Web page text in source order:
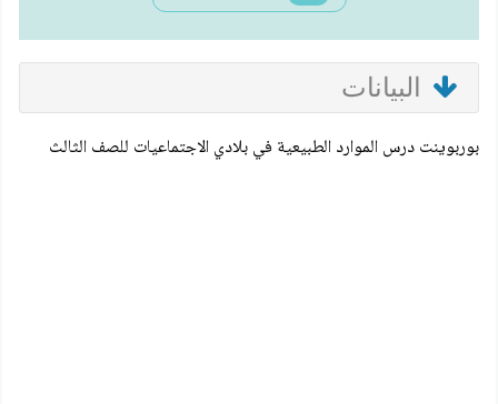
البيانات
بوربوينت درس الموارد الطبيعية في بلادي الاجتماعيات للصف الثالث